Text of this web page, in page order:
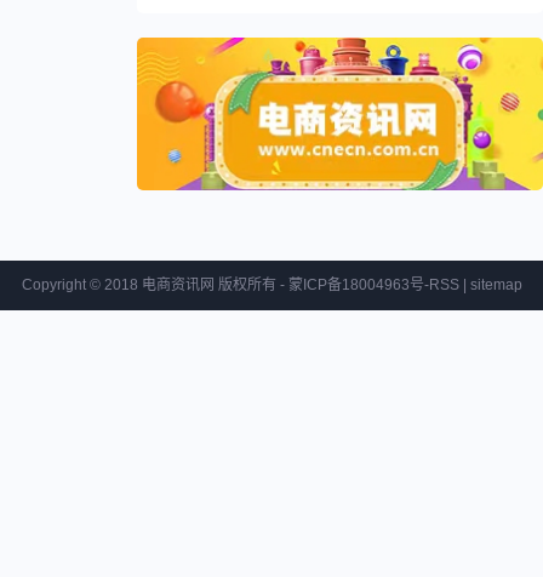
Copyright © 2018 电商资讯网 版权所有 - 蒙ICP备18004963号-RSS| sitemap